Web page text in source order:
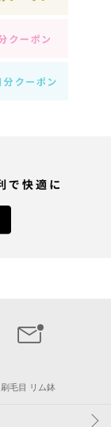
毛目 リム鉢